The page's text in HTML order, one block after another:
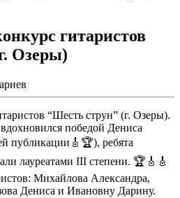
гитаристов
Озеры)
“Шесть струн” (г. Озеры).
победой Дениса
публикации🎸🏆), ребята
лауреатами III степени. 🏆🎸🎸
Михайлова Александра,
Дениса и Ивановну Дарину.